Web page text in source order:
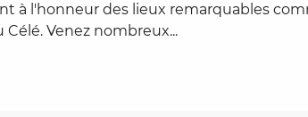
à l'honneur des lieux remarquables
Venez nombreux...